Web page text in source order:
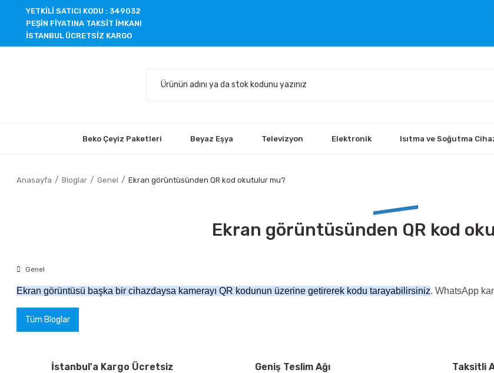
YETKİLİ SATICI KODU : 349032
PEŞİN FİYATINA TAKSİT İMKANI
İSTANBUL ÜCRETSİZ KARGO
Beko Çeyiz Paketleri Beyaz Eşya Televizyon Elektronik Isıtma ve Soğutma
Anasayfa Bloglar Genel Ekran görüntüsünden QR kod okutulur mu?
Ekran görüntüsünden QR kod
Genel
Ekran görüntüsü başka bir cihazdaysa kamerayı QR kodunun üzerine getirerek kodu tarayabilirsiniz. WhatsApp
Tüm Bloglar
İstanbul'a Kargo Ücretsiz Geniş Teslim Ağı Taksitli